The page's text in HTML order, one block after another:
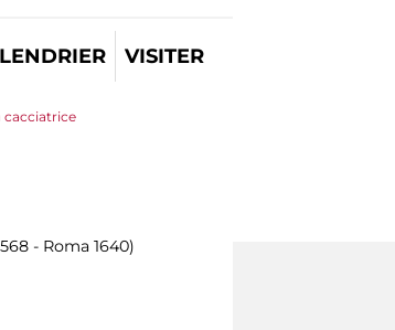
VISITER
cacciatrice
- Roma 1640)